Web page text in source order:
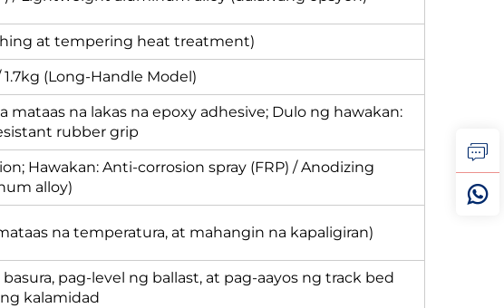
at tempering heat treatment)
(Long-Handle Model)
na lakas na epoxy adhesive; Dulo ng hawakan:
rubber grip
Hawakan: Anti-corrosion spray (FRP) / Anodizing
alloy)
na temperatura, at mahangin na kapaligiran)
pag-level ng ballast, at pag-aayos ng track bed
kalamidad